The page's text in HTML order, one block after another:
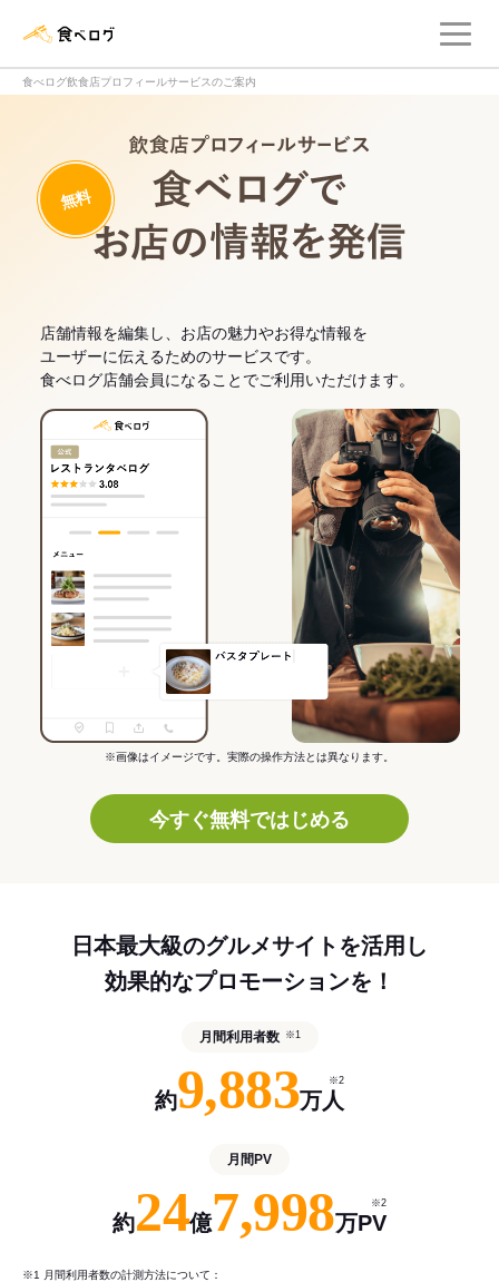
食べログ飲食店プロフィールサービスのご案内
無料
店舗情報を編集し、お店の魅力やお得な情報を
ユーザーに伝えるためのサービスです。
食べログ店舗会員になることでご利用いただけます。
※画像はイメージです。実際の操作方法とは異なります。
今すぐ無料ではじめる
日本最大級のグルメサイトを活用し
効果的なプロモーションを！
月間利用者数 ※1
約9,883万人
※2
月間PV
約24億7,998万PV
※2
※1 月間利用者数の計測方法について：